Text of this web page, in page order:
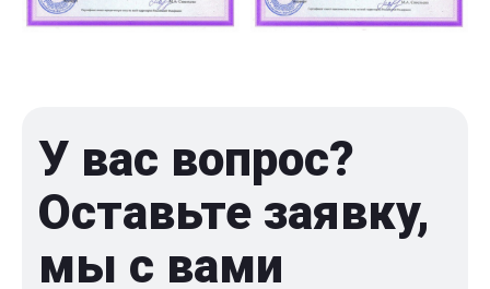
У вас вопрос?
Оставьте заявку,
мы с вами